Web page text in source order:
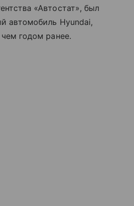
«Автостат», был
автомобиль Hyundai,
годом ранее.